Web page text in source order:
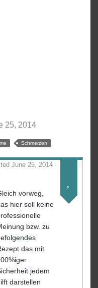
25, 2014
Schmerzen
June 25, 2014 ·
vorweg,
hier soll keine
bzw. zu
das mit
jedem
darstellen